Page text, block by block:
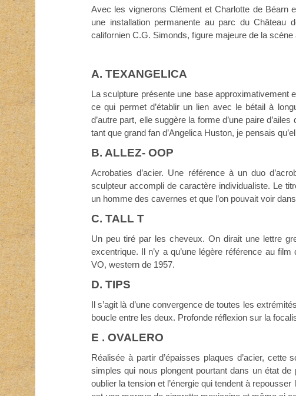
Avec les vignerons Clément et Charlotte de Béarn
une installation permanente au parc du
californien C.G. Simonds, figure majeure de la scène
A. TEXANGELICA
La sculpture présente une base approximativement
ce qui permet d’établir un lien avec le bétail à
d’autre part, elle suggère la forme d’une paire
tant que grand fan d’Angelica Huston, je pensais
B. ALLEZ- OOP
Acrobaties d’acier. Une référence à un duo
sculpteur accompli de caractère individualiste. Le
un homme des cavernes et que l’on pouvait voir
C. TALL T
Un peu tiré par les cheveux. On dirait une lettre
excentrique. Il n’y a qu’une légère référence au
VO, western de 1957.
D. TIPS
Il s’agit là d’une convergence de toutes les
boucle entre les deux. Profonde réflexion sur la
E . OVALERO
Réalisée à partir d’épaisses plaques d’acier,
simples qui nous plongent pourtant dans un état de
oublier la tension et l’énergie qui tendent à